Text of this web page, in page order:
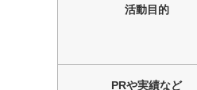
活動目的
PRや実績など